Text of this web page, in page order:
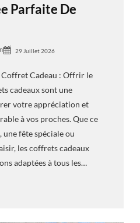
Parfaite De
29 Juillet 2026
Coffret Cadeau : Offrir le
cadeaux sont une
votre appréciation et
à vos proches. Que ce
fête spéciale ou
les coffrets cadeaux
adaptées à tous les…